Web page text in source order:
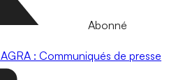
Abonné
AGRA : Communiqués de presse